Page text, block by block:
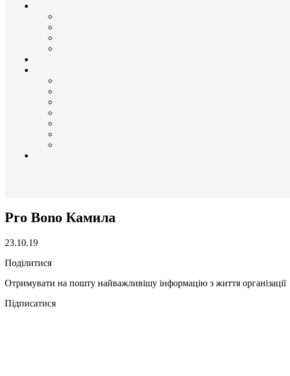
Pro Bono Камила
23.10.19
Поділитися
Отримувати на пошту найважливішу інформацію з життя організації
Підписатися